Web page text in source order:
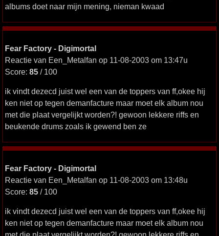
albums doet naar mijn mening, nieman kwaad
Fear Factory - Digimortal
Reactie van Een_Metalfan op 11-08-2003 om 13:47u
Score: 85 / 100
ik vindt dezecd juist wel een van de toppers van ff,okee hij
ken niet op tegen demanfacture maar moet elk album nou
met die plaat vergelijkt worden?! gewoon lekkere riffs en
beukende drums zoals ik gewend ben ze
Fear Factory - Digimortal
Reactie van Een_Metalfan op 11-08-2003 om 13:48u
Score: 85 / 100
ik vindt dezecd juist wel een van de toppers van ff,okee hij
ken niet op tegen demanfacture maar moet elk album nou